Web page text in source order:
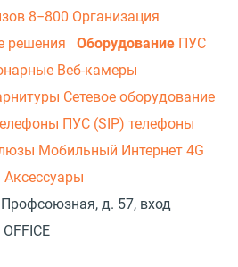
8−800 Организация
решения Оборудование ПУС
Веб-камеры
Сетевое оборудование
ПУС (SIP) телефоны
Мобильный Интернет 4G
Аксессуары
д. 57, вход